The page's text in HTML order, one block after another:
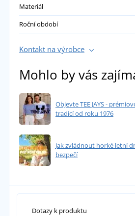
Materiál
Roční období
Kontakt na výrobce
Mohlo by vás
Objevte TEE JAYS -
tradicí od roku 1976
Jak zvládnout horké letní
bezpečí
Dotazy k produktu